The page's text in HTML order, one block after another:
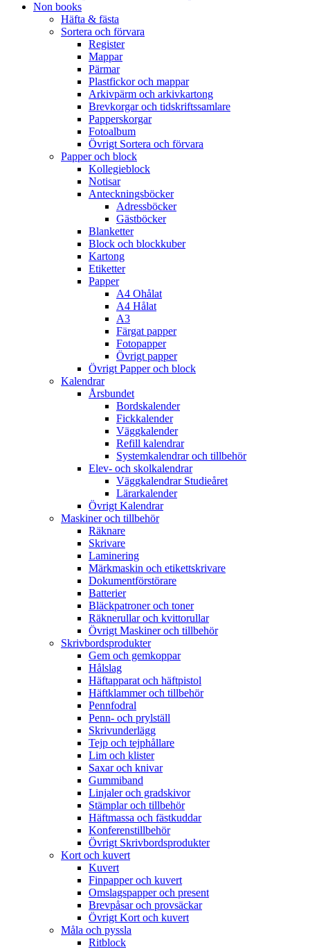
Non books
Häfta & fästa
Sortera och förvara
Register
Mappar
Pärmar
Plastfickor och mappar
Arkivpärm och arkivkartong
Brevkorgar och tidskriftssamlare
Papperskorgar
Fotoalbum
Övrigt Sortera och förvara
Papper och block
Kollegieblock
Notisar
Anteckningsböcker
Adressböcker
Gästböcker
Blanketter
Block och blockkuber
Kartong
Etiketter
Papper
A4 Ohålat
A4 Hålat
A3
Färgat papper
Fotopapper
Övrigt papper
Övrigt Papper och block
Kalendrar
Årsbundet
Bordskalender
Fickkalender
Väggkalender
Refill kalendrar
Systemkalendrar och tillbehör
Elev- och skolkalendrar
Väggkalendrar Studieåret
Lärarkalender
Övrigt Kalendrar
Maskiner och tillbehör
Räknare
Skrivare
Laminering
Märkmaskin och etikettskrivare
Dokumentförstörare
Batterier
Bläckpatroner och toner
Räknerullar och kvittorullar
Övrigt Maskiner och tillbehör
Skrivbordsprodukter
Gem och gemkoppar
Hålslag
Häftapparat och häftpistol
Häftklammer och tillbehör
Pennfodral
Penn- och prylställ
Skrivunderlägg
Tejp och tejphållare
Lim och klister
Saxar och knivar
Gummiband
Linjaler och gradskivor
Stämplar och tillbehör
Häftmassa och fästkuddar
Konferenstillbehör
Övrigt Skrivbordsprodukter
Kort och kuvert
Kuvert
Finpapper och kuvert
Omslagspapper och present
Brevpåsar och provsäckar
Övrigt Kort och kuvert
Måla och pyssla
Ritblock